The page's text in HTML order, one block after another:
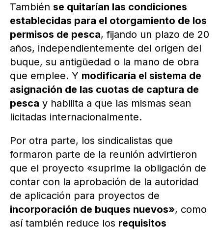
También se quitarían las condiciones
establecidas para el otorgamiento de los
permisos de pesca, fijando un plazo de 20
años, independientemente del origen del
buque, su antigüedad o la mano de obra
que emplee. Y modificaría el sistema de
asignación de las cuotas de captura de
pesca y habilita a que las mismas sean
licitadas internacionalmente.
Por otra parte, los sindicalistas que
formaron parte de la reunión advirtieron
que el proyecto «suprime la obligación de
contar con la aprobación de la autoridad
de aplicación para proyectos de
incorporación de buques nuevos», como
así también reduce los requisitos